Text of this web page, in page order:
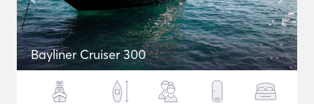
Bayliner Cruiser 300